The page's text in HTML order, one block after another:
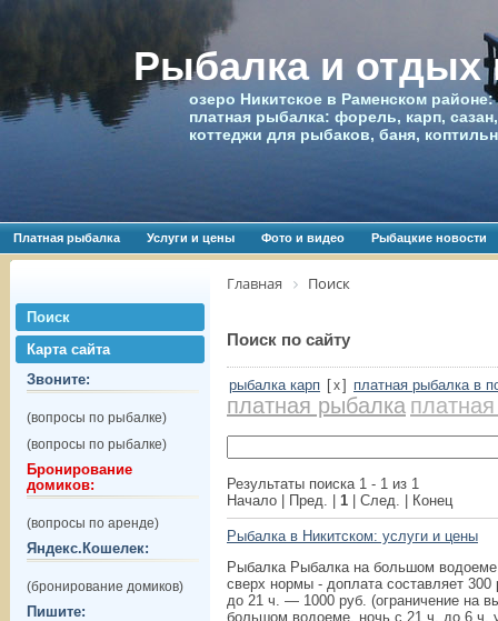
Рыбалка и отдых
озеро Никитское в Раменском
платная рыбалка: форель, карп,
коттеджи для рыбаков, баня,
Платная рыбалка Услуги и цены Фото и видео Рыбацкие новости
Поиск
Карта сайта
Звоните:
(вопросы по рыбалке)
(вопросы по рыбалке)
Бронирование
домиков:
(вопросы по аренде)
Яндекс.Кошелек:
(бронирование домиков)
Пишите:
Главная Поиск
Поиск по сайту
рыбалка карп [x] платная рыбалка в
платная рыбалка
Результаты поиска 1 - 1 из 1
Начало | Пред. | 1 | След. | Конец
Рыбалка в Никитском: услуги и цены
Рыбалка Рыбалка на большом
сверх нормы - доплата составляет
до 21 ч. — 1000 руб. (ограничение на
большом водоеме, ночь с 21 ч. до 6 ч.